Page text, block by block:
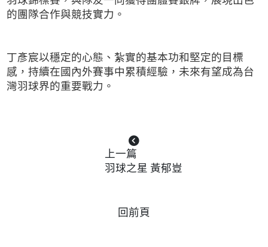
的團隊合作與競技實力。
丁彥宸以穩定的心態、紮實的基本功和堅定的目標
感，持續在國內外賽事中累積經驗，未來有望成為台
灣羽球界的重要戰力。
上一篇
羽球之星 黃郁豈
回前頁